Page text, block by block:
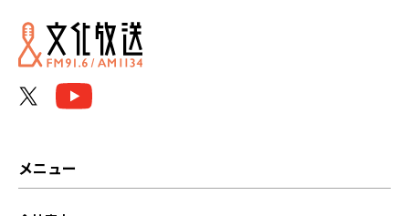
メニュー